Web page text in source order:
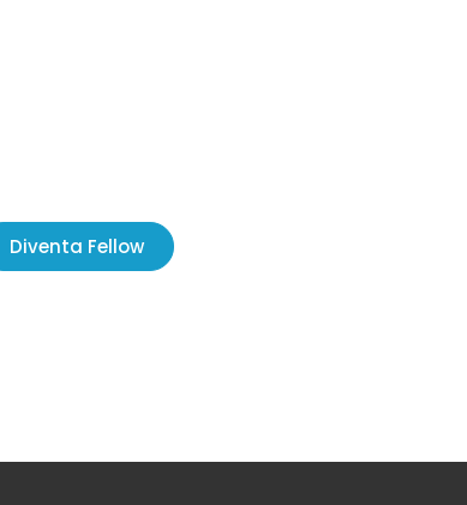
Diventa Fellow